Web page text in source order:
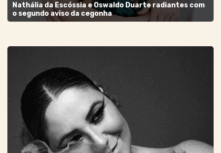
Nathália da Escóssia e Oswaldo Duarte radiantes com
o segundo aviso da cegonha